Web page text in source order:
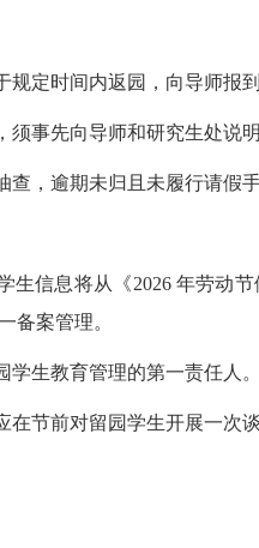
规定时间内返园，向导师报
须事先向导师和研究生处说
查，逾期未归且未履行请假
生信息将从《2026 年劳动
备案管理。
学生教育管理的第一责任人
在节前对留园学生开展一次